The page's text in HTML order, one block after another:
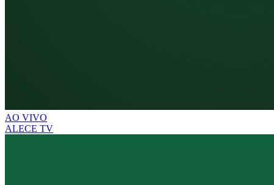
AO VIVO
ALECE TV